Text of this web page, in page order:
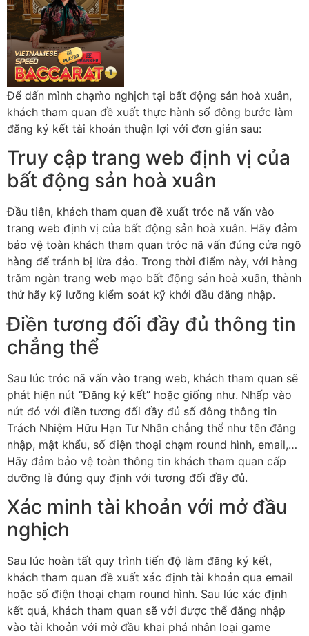
Để dấn mình chạm̀o nghịch tại bất động sản hoà xuân,
khách tham quan đề xuất thực hành số đông bước làm
đăng ký kết tài khoản thuận lợi với đơn giản sau:
Truy cập trang web định vị của
bất động sản hoà xuân
Đầu tiên, khách tham quan đề xuất tróc nã vấn vào
trang web định vị của bất động sản hoà xuân. Hãy đảm
bảo vệ toàn khách tham quan tróc nã vấn đúng cửa ngõ
hàng để tránh bị lừa đảo. Trong thời điểm này, với hàng
trăm ngàn trang web mạo bất động sản hoà xuân, thành
thử hãy kỹ lưỡng kiểm soát kỹ khởi đầu đăng nhập.
Điền tương đối đầy đủ thông tin
chẳng thể
Sau lúc tróc nã vấn vào trang web, khách tham quan sẽ
phát hiện nút “Đăng ký kết” hoặc giống như. Nhấp vào
nút đó với điền tương đối đầy đủ số đông thông tin
Trách Nhiệm Hữu Hạn Tư Nhân chẳng thể như tên đăng
nhập, mật khẩu, số điện thoại chạm round hình, email,…
Hãy đảm bảo vệ toàn thông tin khách tham quan cấp
dưỡng là đúng quy định với tương đối đầy đủ.
Xác minh tài khoản với mở đầu
nghịch
Sau lúc hoàn tất quy trình tiến độ làm đăng ký kết,
khách tham quan đề xuất xác định tài khoản qua email
hoặc số điện thoại chạm round hình. Sau lúc xác định
kết quả, khách tham quan sẽ với được thể đăng nhập
vào tài khoản với mở đầu khai phá nhân loại game